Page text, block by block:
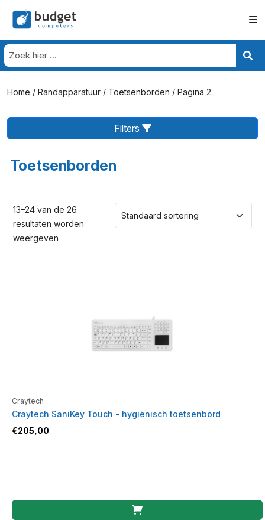
Home / Randapparatuur / Toetsenborden / Pagina 2
Filters
Toetsenborden
13–24 van de 26
resultaten worden
weergeven
Craytech
Craytech SaniKey Touch - hygiënisch toetsenbord
€205,00